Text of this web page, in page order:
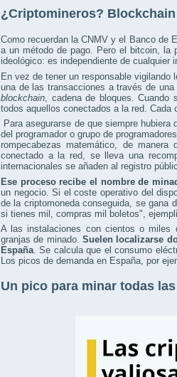
¿Criptomineros? Blockchain
Como recuerdan la CNMV y el Banco de
a un método de pago. Pero el bitcoin, la
ideológico: es independiente de cualquier
En vez de tener un responsable
una de las transacciones a través de
blockchain , cadena de bloques.
todos aquellos conectados a la red.
Para asegurarse de que siempre
del programador o grupo de
rompecabezas matemático, de
conectado a la red, se lleva una
internacionales se añaden al registro
Ese proceso recibe el nombre de
un negocio. Si el coste operativo del
de la criptomoneda conseguida, se gana
si tienes mil, compras mil boletos",
A las instalaciones con cientos o miles
granjas de minado.Suelen localizarse
España. Se calcula que el consumo
Los picos de demanda en España, por
Un pico para minar todas